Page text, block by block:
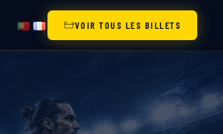
VOIR TOUS LES BILLETS